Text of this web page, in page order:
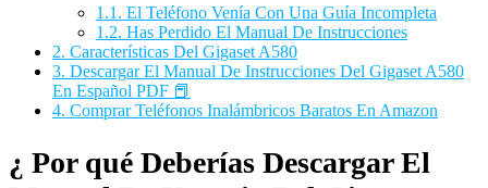
1.1. El Teléfono Venía Con Una Guía Incompleta
1.2. Has Perdido El Manual De Instrucciones
2. Características Del Gigaset A580
3. Descargar El Manual De Instrucciones Del Gigaset A580
En Español PDF 📕
4. Comprar Teléfonos Inalámbricos Baratos En Amazon
¿ Por qué Deberías Descargar El